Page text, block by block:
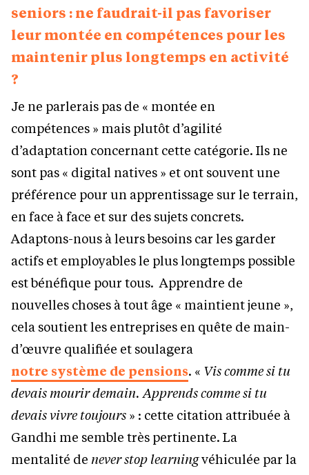
seniors : ne faudrait-il pas favoriser
leur montée en compétences pour les
maintenir plus longtemps en activité
?
Je ne parlerais pas de « montée en
compétences » mais plutôt d’agilité
d’adaptation concernant cette catégorie. Ils ne
sont pas « digital natives » et ont souvent une
préférence pour un apprentissage sur le terrain,
en face à face et sur des sujets concrets.
Adaptons-nous à leurs besoins car les garder
actifs et employables le plus longtemps possible
est bénéfique pour tous. Apprendre de
nouvelles choses à tout âge « maintient jeune »,
cela soutient les entreprises en quête de main-
d’œuvre qualifiée et soulagera
notre système de pensions. « Vis comme si tu
devais mourir demain. Apprends comme si tu
devais vivre toujours » : cette citation attribuée à
Gandhi me semble très pertinente. La
mentalité de never stop learningvéhiculée par la